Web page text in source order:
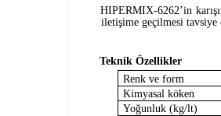
HIPERMIX-6262’in
iletişime geçilmesi tavsiye
Teknik Özellikler
Renk ve form
Kimyasal köken
Yoğunluk (kg/lt)